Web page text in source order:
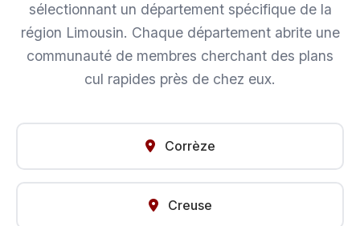
sélectionnant un département spécifique de la
région Limousin. Chaque département abrite une
communauté de membres cherchant des plans
cul rapides près de chez eux.
Corrèze
Creuse